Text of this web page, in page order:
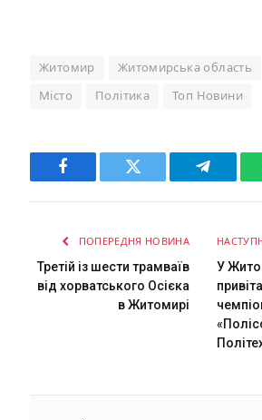
Житомир Житомирська область
Місто Політика Топ Новини
Facebook Twitter
ПОПЕРЕДНЯ НОВИНА
Третій із шести трамваїв
від хорватського Осієка
в Житомирі
У